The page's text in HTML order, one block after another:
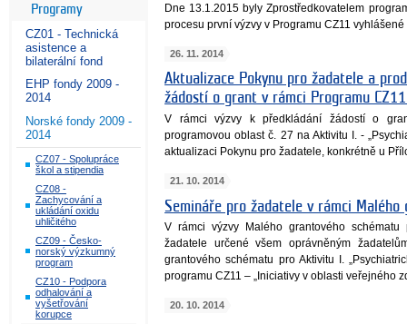
Programy
CZ01 - Technická
asistence a
bilaterální fond
EHP fondy 2009 -
2014
Norské fondy 2009 -
2014
CZ07 - Spolupráce
škol a stipendia
CZ08 -
Zachycování a
ukládání oxidu
uhličitého
CZ09 - Česko-
norský výzkumný
program
CZ10 - Podpora
odhalování a
vyšetřování
korupce
Dne 13.1.2015 byly Zprostředkovatelem
procesu první výzvy v Programu CZ11
26. 11. 2014
Aktualizace Pokynu pro žadatele a
žádostí o grant v rámci Programu
V rámci výzvy k předkládání žádostí o
programovou oblast č. 27 na Aktivitu I. -
aktualizaci Pokynu pro žadatele, konkrétně u
21. 10. 2014
Semináře pro žadatele v rámci
V rámci výzvy Malého grantového schématu
žadatele určené všem oprávněným
grantového schématu pro Aktivitu I.
programu CZ11 – „Iniciativy v oblasti veřejného
20. 10. 2014